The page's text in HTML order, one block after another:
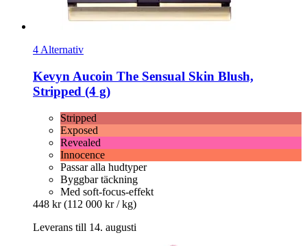
4 Alternativ
Kevyn Aucoin The Sensual Skin Blush,
Stripped (4 g)
Stripped
Exposed
Revealed
Innocence
Passar alla hudtyper
Byggbar täckning
Med soft-focus-effekt
448 kr (112 000 kr / kg)
Leverans till 14. augusti